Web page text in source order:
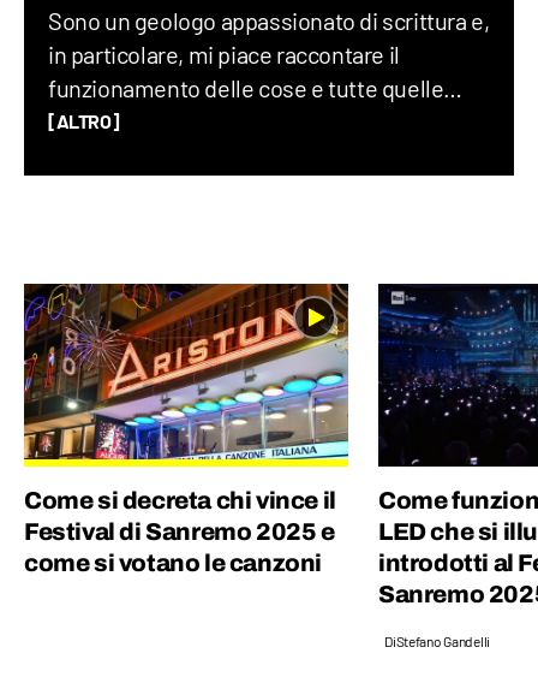
Sono un geologo appassionato di scrittura e,
in particolare, mi piace raccontare il
funzionamento delle cose e tutte quelle
storie assurde (ma vere) che accadono nel
guardare film, andare ai concerti e
collezionare dischi in vinile.
[ALTRO]
Come si decreta chi vince il
Festival di Sanremo 2025 e
come si votano le canzoni
Come
LED che si
introdotti al
Sanremo
DiStefano Gandelli